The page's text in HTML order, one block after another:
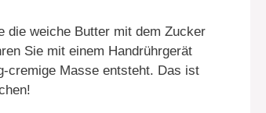
die weiche Butter mit dem Zucker
Sie mit einem Handrührgerät
cremige Masse entsteht. Das ist